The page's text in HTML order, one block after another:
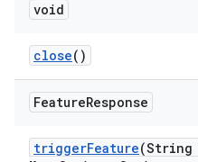
void
close()
FeatureResponse
triggerFeature(String